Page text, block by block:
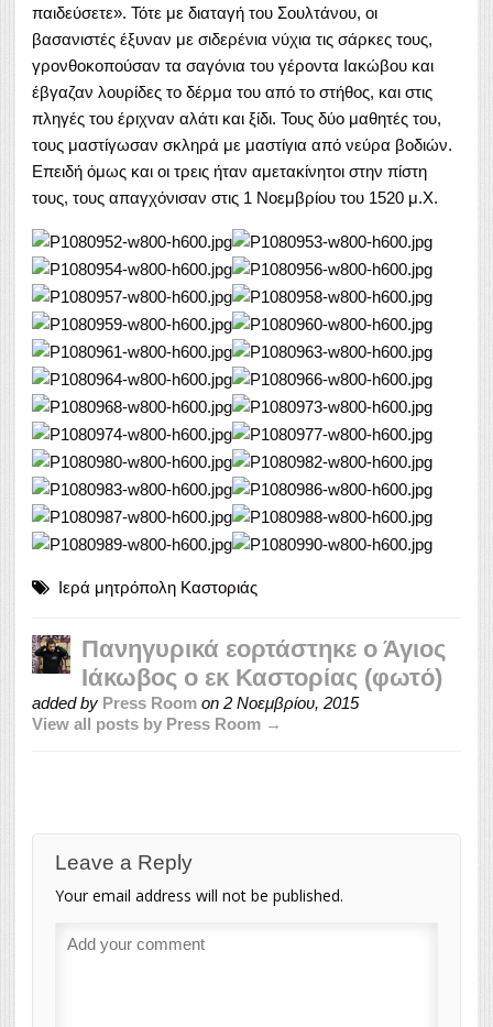
παιδεύσετε». Τότε με διαταγή του Σουλτάνου, οι
βασανιστές έξυναν με σιδερένια νύχια τις σάρκες τους,
γρονθοκοπούσαν τα σαγόνια του γέροντα Ιακώβου και
έβγαζαν λουρίδες το δέρμα του από το στήθος, και στις
πληγές του έριχναν αλάτι και ξίδι. Τους δύο μαθητές του,
τους μαστίγωσαν σκληρά με μαστίγια από νεύρα βοδιών.
Επειδή όμως και οι τρεις ήταν αμετακίνητοι στην πίστη
τους, τους απαγχόνισαν στις 1 Νοεμβρίου του 1520 μ.Χ.
Ιερά μητρόπολη Καστοριάς
Πανηγυρικά εορτάστηκε ο Άγιος
Ιάκωβος ο εκ Καστορίας (φωτό)
added by Press Room on 2 Νοεμβρίου, 2015
View all posts by Press Room →
Leave a Reply
Your email address will not be published.